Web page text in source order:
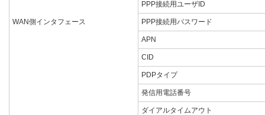
WAN側インタフェース
PPP接続用ユーザID
PPP接続用パスワード
APN
CID
PDPタイプ
発信用電話番号
ダイアルタイムアウト